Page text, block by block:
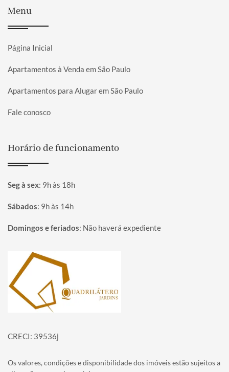
Menu
Página Inicial
Apartamentos à Venda em São Paulo
Apartamentos para Alugar em São Paulo
Fale conosco
Horário de funcionamento
Seg à sex: 9h às 18h
Sábados: 9h às 14h
Domingos e feriados: Não haverá expediente
Página inicial
CRECI: 39536j
Os valores, condições e disponibilidade dos imóveis estão sujeitos a